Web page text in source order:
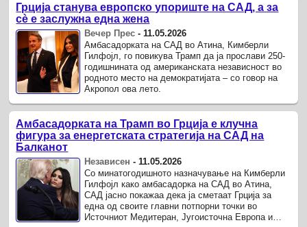
Грција станува европско упориште на САД, а за
сè е заслужна една жена
Вечер Прес - 11.05.2026
Амбасадорката на САД во Атина, Кимберли
Гилфојл, го повикува Трамп да ја прослави 250-
годишнината од американската независност во
родното место на демократијата – со говор на
Акропол ова лето.
Амбасадорката на Трамп во Грција е клучна
фигура за енергетската стратегија на САД на
Балканот
Независен - 11.05.2026
Со минатогодишното назначување на Кимберли
Гилфојл како амбасадорка на САД во Атина,
САД јасно покажаа дека ја сметаат Грција за
една од своите главни потпорни точки во
Источниот Медитеран, Југоисточна Европа и